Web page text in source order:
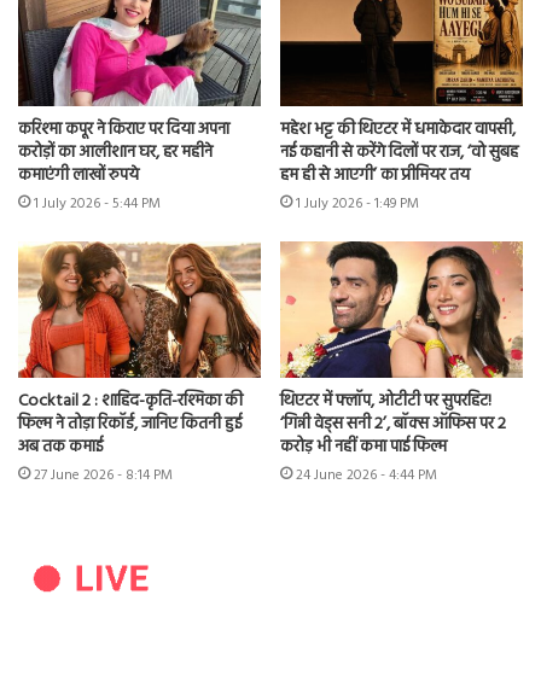
करिश्मा कपूर ने किराए पर दिया अपना
करोड़ों का आलीशान घर, हर महीने
कमाएंगी लाखों रुपये
1 July 2026 - 5:44 PM
महेश भट्ट की थिएटर में धमाकेदार वापसी,
नई कहानी से करेंगे दिलों पर राज, ‘वो सुबह
हम ही से आएगी’ का प्रीमियर तय
1 July 2026 - 1:49 PM
Cocktail 2 : शाहिद-कृति-रश्मिका की
फिल्म ने तोड़ा रिकॉर्ड, जानिए कितनी हुई
अब तक कमाई
27 June 2026 - 8:14 PM
थिएटर में फ्लॉप, ओटीटी पर सुपरहिट!
‘गिन्नी वेड्स सनी 2’, बॉक्स ऑफिस पर 2
करोड़ भी नहीं कमा पाई फिल्म
24 June 2026 - 4:44 PM